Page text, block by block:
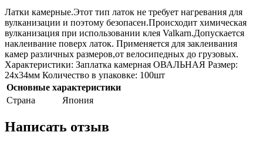
Латки камерные.Этот тип латок не требует нагревания для
вулканизации и поэтому безопасен.Происходит химическая
вулканизация при использовании клея Valkarn.Допускается
наклеивание поверх латок. Применяется для заклеивания
камер различных размеров,от велосипедных до грузовых.
Характеристики: Заплатка камерная ОВАЛЬНАЯ Размер:
24x34мм Количество в упаковке: 100шт
Основные характеристики
Страна
Япония
Написать отзыв